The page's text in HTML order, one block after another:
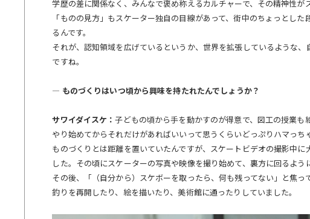
学歴の差に関係なく、みんなで褒め称えるカルチャーで、その精神性が
「ものの見方」もスケーター独自の目線があって、街中のちょっとし
るんです。
それが、認知領域を広げているというか、世界を拡張しているような
ですね。
― ものづくりはいつ頃から興味を持たれたんでしょうか？
サワイダイスケ：子どもの頃から手を動かすのが得意で、図工の授業
やり始めてからそれだけがあればいいって思うくらいどっぷりハマっち
ものづくりとは距離を置いていたんですが、スケートビデオの撮影中
した。その頃にスケーターの写真や映像を撮り始めて、裏方に回るよう
その後、「（自分から）スケボーを取ったら、何も残ってない」と焦
釣りを再開したり、絵を描いたり、美術館に通ったりしていました。